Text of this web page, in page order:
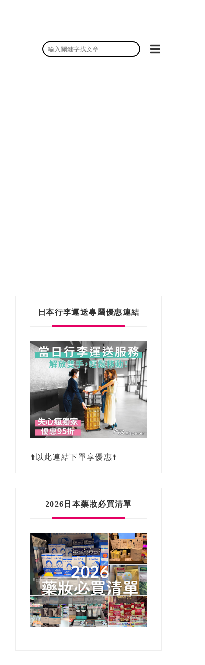
日本行李運送專屬優惠連結
⬆️以此連結下單享優惠⬆️
2026日本藥妝必買清單